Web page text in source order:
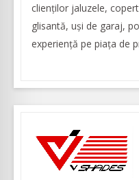
clienților jaluzele,
glisantă, uși de garaj,
experiență pe piața de